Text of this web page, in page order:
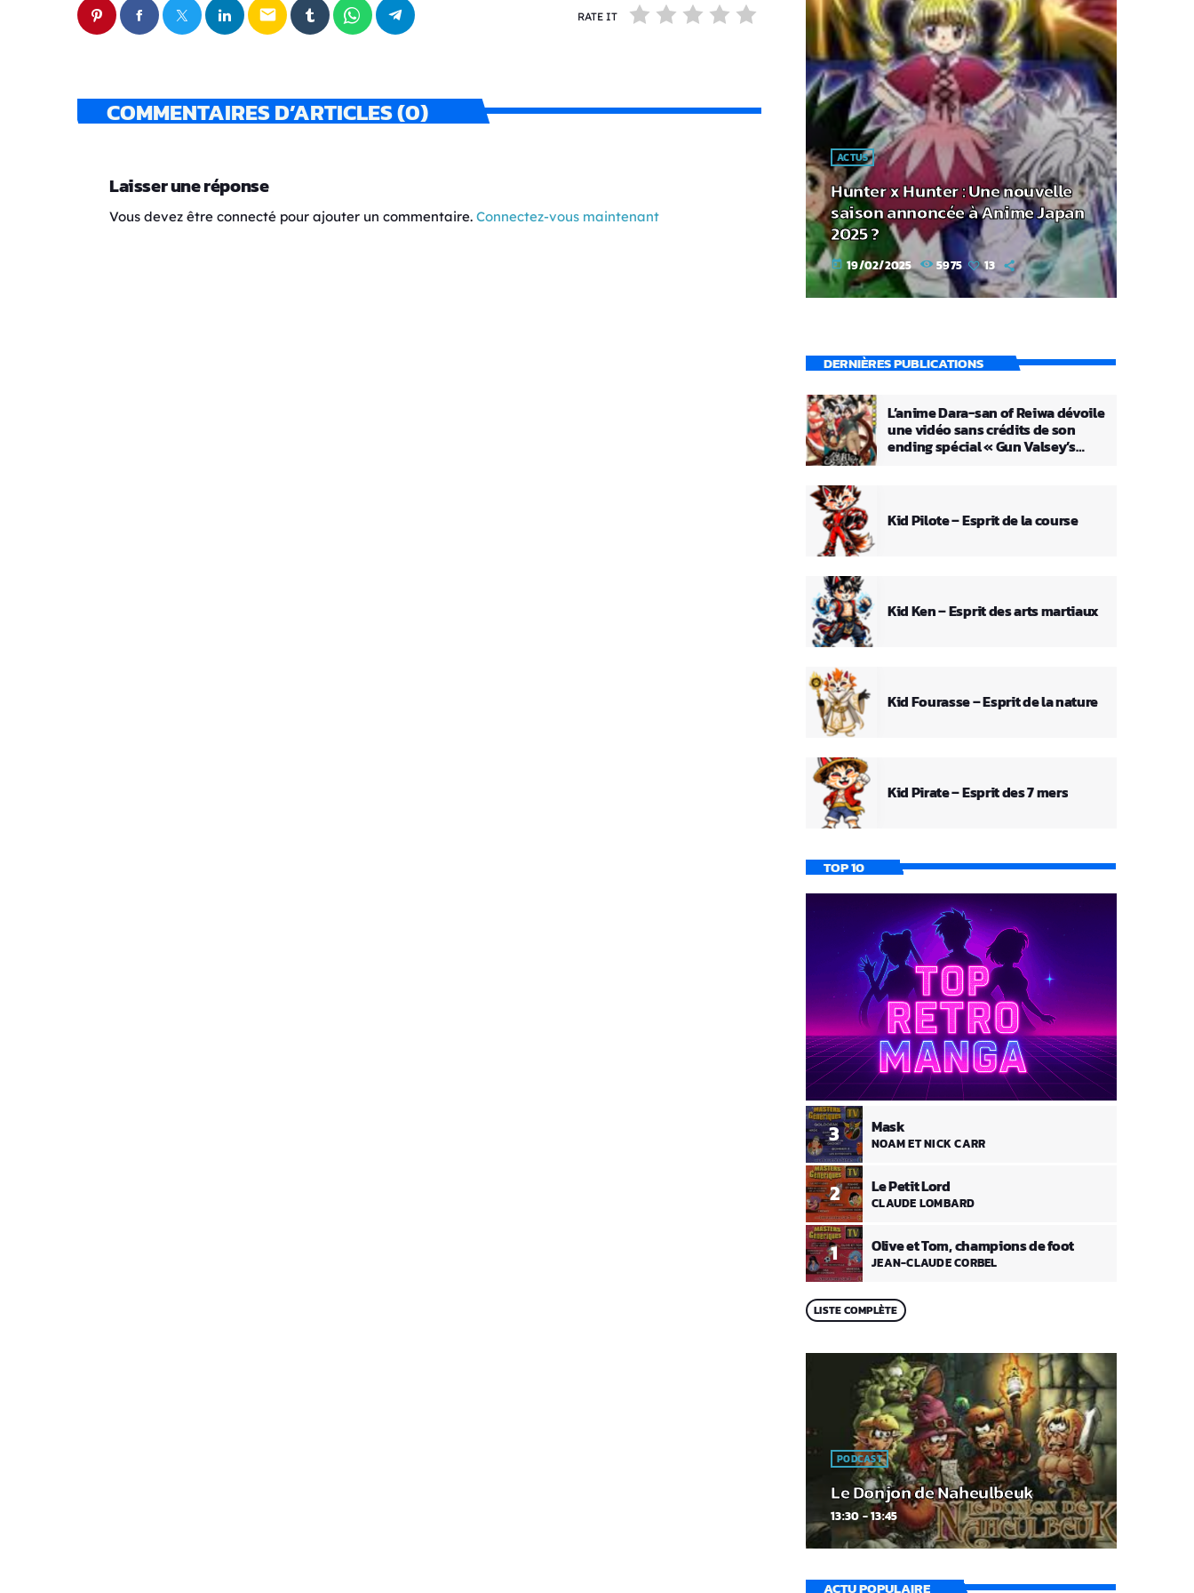
email RATE IT
COMMENTAIRES D’ARTICLES (0)
Laisser une réponse
Vous devez être connecté pour ajouter un commentaire. Connectez-vous maintenant
ACTUS
Hunter x Hunter : Une nouvelle
saison annoncée à Anime Japan
2025 ?
today 19/02/2025 5975 13
DERNIÈRES PUBLICATIONS
L’anime Dara-san of Reiwa dévoile
une vidéo sans crédits de son
ending spécial « Gun Valsey’s
Kid Pilote – Esprit de la course
Kid Ken – Esprit des arts martiaux
Kid Fourasse – Esprit de la nature
Kid Pirate – Esprit des 7 mers
TOP 10
1 Olive et Tom, champions de foot
JEAN-CLAUDE CORBEL
2 Le Petit Lord
CLAUDE LOMBARD
3 Mask
NOAM ET NICK CARR
LISTE COMPLÈTE
PODCAST
Le Donjon de Naheulbeuk
13:30 - 13:45
ACTU POPULAIRE